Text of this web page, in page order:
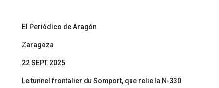
El Periódico de Aragón
Zaragoza
22 SEPT 2025
Le tunnel frontalier du Somport, que relie la N-330